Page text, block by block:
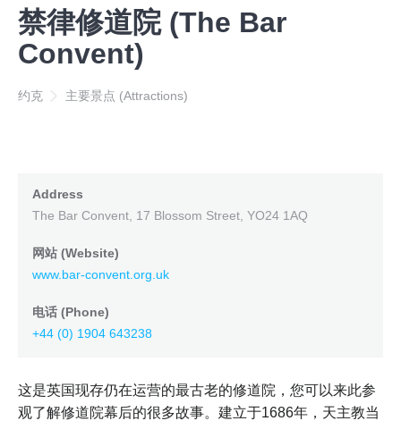
禁律修道院 (The Bar
Convent)
约克 主要景点 (Attractions)
Address
The Bar Convent, 17 Blossom Street, YO24 1AQ
网站 (Website)
www.bar-convent.org.uk
电话 (Phone)
+44 (0) 1904 643238
这是英国现存仍在运营的最古老的修道院，您可以来此参
观了解修道院幕后的很多故事。建立于1686年，天主教当